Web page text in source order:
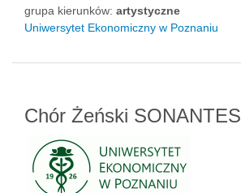
grupa kierunków: artystyczne
Uniwersytet Ekonomiczny w Poznaniu
Chór Żeński SONANTES